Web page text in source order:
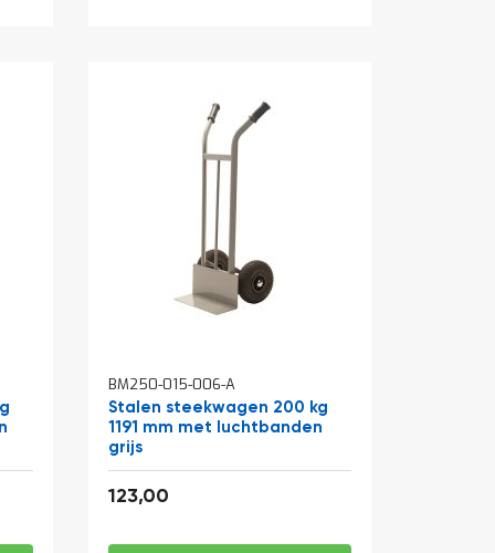
BM250-015-006-A
Stalen steekwagen 200 kg
1191 mm met luchtbanden
grijs
123,00